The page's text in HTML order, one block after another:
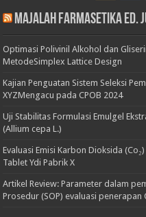
Majalah Farmasetika Ed.
Optimasi Polivinil Alkohol dan
MetodeSimplex Lattice Design
Kajian Penguatan Sistem Seleksi
XYZMengacu pada CPOB 2024
Uji Stabilitas Formulasi Emulgel
(Allium cepa L.)
Evaluasi Emisi Karbon Dioksida
Tablet Ydi Pabrik X
Artikel Review: Parameter dalam
Prosedur (SOP) evaluasi penerapan